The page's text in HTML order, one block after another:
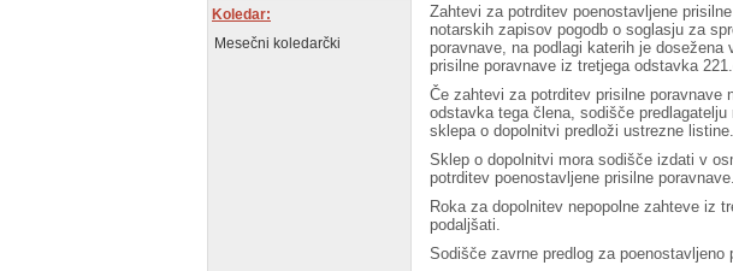
Koledar:
Mesečni koledarčki
Zahtevi za potrditev poenostavljene
notarskih zapisov pogodb o soglasju za
poravnave, na podlagi katerih je
prisilne poravnave iz tretjega odstavka
Če zahtevi za potrditev prisilne poravnave
odstavka tega člena, sodišče
sklepa o dopolnitvi predloži ustrezne listine.
Sklep o dopolnitvi mora sodišče izdati v
potrditev poenostavljene prisilne poravnave.
Roka za dopolnitev nepopolne zahteve iz
podaljšati.
Sodišče zavrne predlog za poenostavljeno